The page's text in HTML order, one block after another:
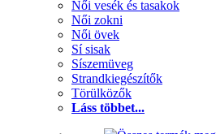
Női vesék és tasakok
Női zokni
Női övek
Sí sisak
Síszemüveg
Strandkiegészítők
Törülközők
Láss többet...